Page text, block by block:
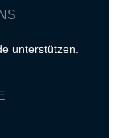
unterstützen.